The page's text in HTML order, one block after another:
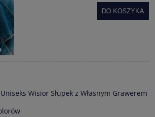
DO KOSZYKA
Wisior Słupek z Własnym Grawerem